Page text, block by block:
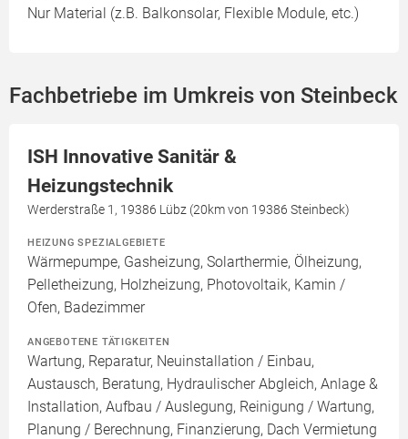
Nur Material (z.B. Balkonsolar, Flexible Module, etc.)
Fachbetriebe im Umkreis von Steinbeck
ISH Innovative Sanitär &
Heizungstechnik
Werderstraße 1, 19386 Lübz (20km von 19386 Steinbeck)
HEIZUNG SPEZIALGEBIETE
Wärmepumpe, Gasheizung, Solarthermie, Ölheizung,
Pelletheizung, Holzheizung, Photovoltaik, Kamin /
Ofen, Badezimmer
ANGEBOTENE TÄTIGKEITEN
Wartung, Reparatur, Neuinstallation / Einbau,
Austausch, Beratung, Hydraulischer Abgleich, Anlage &
Installation, Aufbau / Auslegung, Reinigung / Wartung,
Planung / Berechnung, Finanzierung, Dach Vermietung